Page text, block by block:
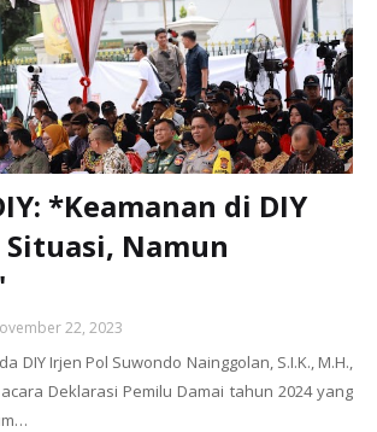
*Keamanan di DIY
Namun
22, 2023
DIY Irjen Pol Suwondo Nainggolan, S.I.K., M.H.,
Deklarasi Pemilu Damai tahun 2024 yang